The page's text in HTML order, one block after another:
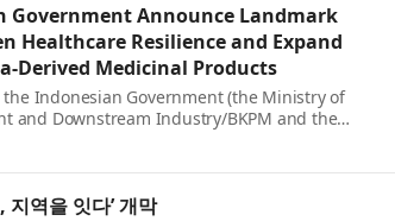
Government Announce Landmark
Healthcare Resilience and Expand
Derived Medicinal Products
the Indonesian Government (the Ministry of
and Downstream Industry/BKPM and the
Affairs) today announced a groundbreaking
지역을 잇다’ 개막